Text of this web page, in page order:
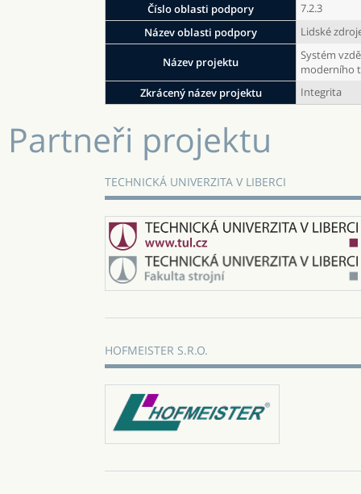
Číslo oblasti podpory
7.2.3
Název oblasti podpory
Lidské
Název projektu
Systém
moderního
Zkrácený název projektu
Integrita
Partneři projektu
TECHNICKÁ UNIVERZITA V LIBERCI
HOFMEISTER S.R.O.